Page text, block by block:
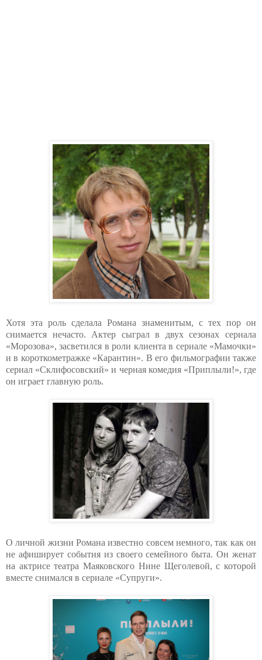
Хотя эта роль сделала Романа знаменитым, с тех пор он
снимается нечасто. Актер сыграл в двух сезонах сериала
«Морозова», засветился в роли клиента в сериале «Мамочки»
и в короткометражке «Карантин». В его фильмографии также
сериал «Склифосовский» и черная комедия «Приплыли!», где
он играет главную роль.
О личной жизни Романа известно совсем немного, так как он
не афиширует события из своего семейного быта. Он женат
на актрисе театра Маяковского Нине Щеголевой, с которой
вместе снимался в сериале «Супруги».